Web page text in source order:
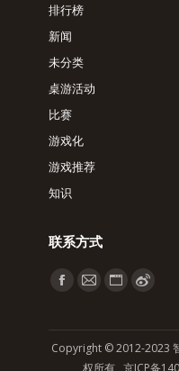
排行榜
新闻
未分类
桌游活动
比赛
游戏化
游戏推荐
知识
联系方式
找到我们：
Facebook
in
Mail
in
WebsiteWeibo
in
Copyright © 2012-2023
权所有京ICP备